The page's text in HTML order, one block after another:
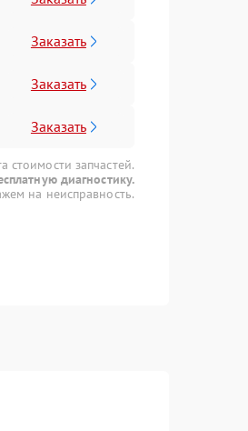
Заказать
Заказать
Заказать
стоимости запчастей.
диагностику.
на неисправность.